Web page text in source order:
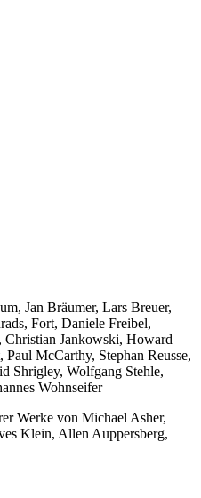
Jan Bräumer, Lars Breuer,
Fort, Daniele Freibel,
Jankowski, Howard
McCarthy, Stephan Reusse,
Shrigley, Wolfgang Stehle,
Wohnseifer
Werke von Michael Asher,
Klein, Allen Auppersberg,